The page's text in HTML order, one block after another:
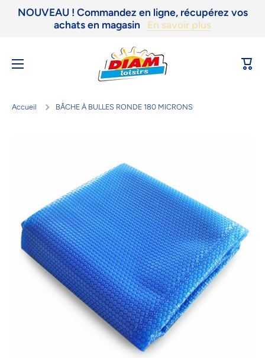
Ignorer et passer au contenu
NOUVEAU ! Commandez en ligne, récupérez vos
achats en magasin En savoir plus
Accueil BÂCHE À BULLES RONDE 180 MICRONS